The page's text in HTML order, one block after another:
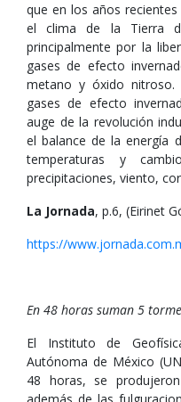
que en los años
el clima de la Tierra
principalmente por la
gases de efecto
metano y óxido nitroso.
gases de efecto
auge de la revolución
el balance de la energía
temperaturas y
precipitaciones, viento,
La Jornada, p.6, (Eirinet
https://
En 48 horas suman 5
El Instituto de
Autónoma de México
48 horas, se